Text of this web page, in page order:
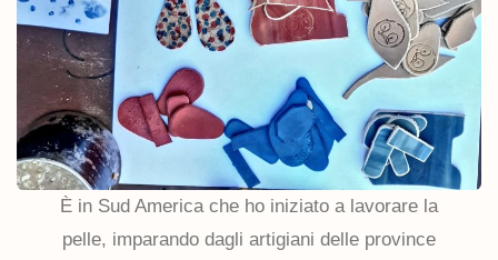
È in Sud America che ho iniziato a lavorare la
pelle, imparando dagli artigiani delle province